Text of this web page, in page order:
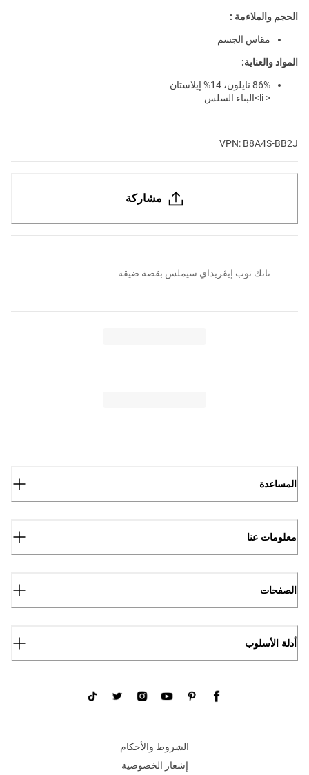
الحجم والملاءمة :
مقاس الجسم
المواد والعناية:
86% نايلون، 14% إيلاستان
< li>البناء السلس
VPN: B8A4S-BB2J
مشاركة
تانك توب إيڤريداي سيملس بقصة ضيقة
المساعدة
معلومات عنا
الصفحات
أدلة الأسلوب
الشروط والأحكام
إشعار الخصوصية